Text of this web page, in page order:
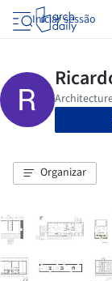
Iniciar sessão
Organizar